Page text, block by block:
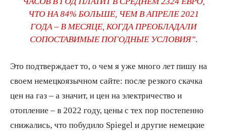
ЧТО НА 84% БОЛЬШЕ, ЧЕМ В АПРЕЛЕ 2021
ГОДА – В МЕСЯЦЕ, КОГДА ПРЕОБЛАДАЛИ
СОПОСТАВИМЫЕ ПОГОДНЫЕ УСЛОВИЯ”.
Это подтверждает то, о чем я уже много лет пишу на
своем немецкоязычном сайте: после резкого скачка
цен на газ – а значит, и цен на электричество и
отопление – в 2022 году, цены с тех пор постепенно
снижались, что побудило Spiegel и другие немецкие